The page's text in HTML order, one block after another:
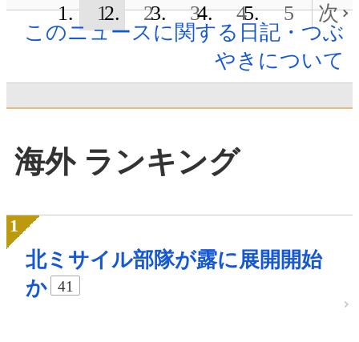
1 2 3 4 5
次
このニュースに関する日記・つぶ
やきについて
海外 ランキング
北ミサイル部隊が露に展開開始
か
41